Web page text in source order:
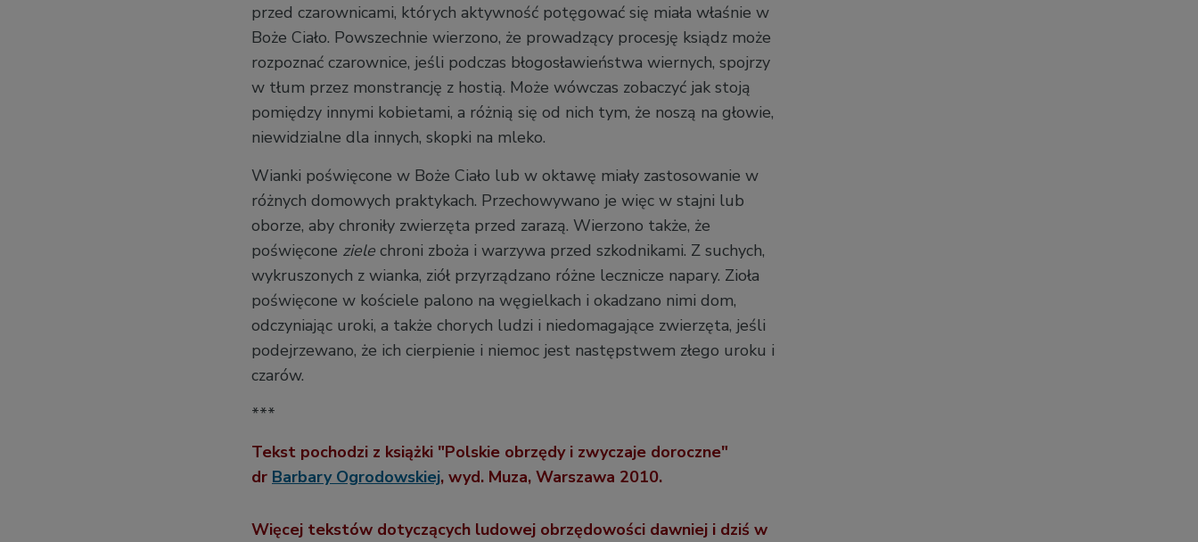
przed czarownicami, których aktywność potęgować się miała właśnie w
Boże Ciało. Powszechnie wierzono, że prowadzący procesję ksiądz może
rozpoznać czarownice, jeśli podczas błogosławieństwa wiernych, spojrzy
w tłum przez monstrancję z hostią. Może wówczas zobaczyć jak stoją
pomiędzy innymi kobietami, a różnią się od nich tym, że noszą na głowie,
niewidzialne dla innych, skopki na mleko.
Wianki poświęcone w Boże Ciało lub w oktawę miały zastosowanie w
różnych domowych praktykach. Przechowywano je więc w stajni lub
oborze, aby chroniły zwierzęta przed zarazą. Wierzono także, że
poświęcone ziele chroni zboża i warzywa przed szkodnikami. Z suchych,
wykruszonych z wianka, ziół przyrządzano różne lecznicze napary. Zioła
poświęcone w kościele palono na węgielkach i okadzano nimi dom,
odczyniając uroki, a także chorych ludzi i niedomagające zwierzęta, jeśli
podejrzewano, że ich cierpienie i niemoc jest następstwem złego uroku i
czarów.
***
Tekst pochodzi z książki "Polskie obrzędy i zwyczaje doroczne"
dr Barbary Ogrodowskiej, wyd. Muza, Warszawa 2010.
Więcej tekstów dotyczących ludowej obrzędowości dawniej i dziś w